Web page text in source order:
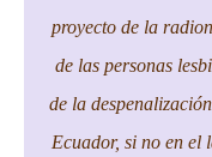
proyecto de la
de las personas
de la
Ecuador, si no en el